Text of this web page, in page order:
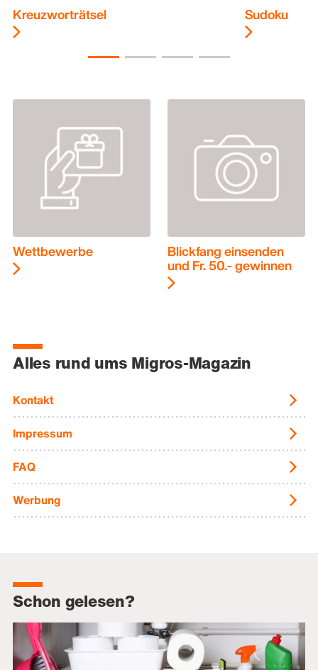
Kreuzworträtsel Sudoku
Wettbewerbe Blickfang einsenden
und Fr. 50.- gewinnen
Alles rund ums Migros-Magazin
Kontakt
Impressum
FAQ
Werbung
Schon gelesen?